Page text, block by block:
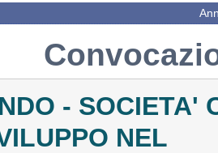
- SOCIETA'
NEL